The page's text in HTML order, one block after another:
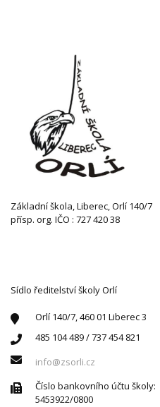
Základní škola, Liberec, Orlí 140/7
přísp. org. IČO : 727 420 38
Sídlo ředitelství školy Orlí
Orlí 140/7, 460 01 Liberec 3
485 104 489 / 737 454 821
info@zsorli.cz
Číslo bankovního účtu školy:
5453922/0800